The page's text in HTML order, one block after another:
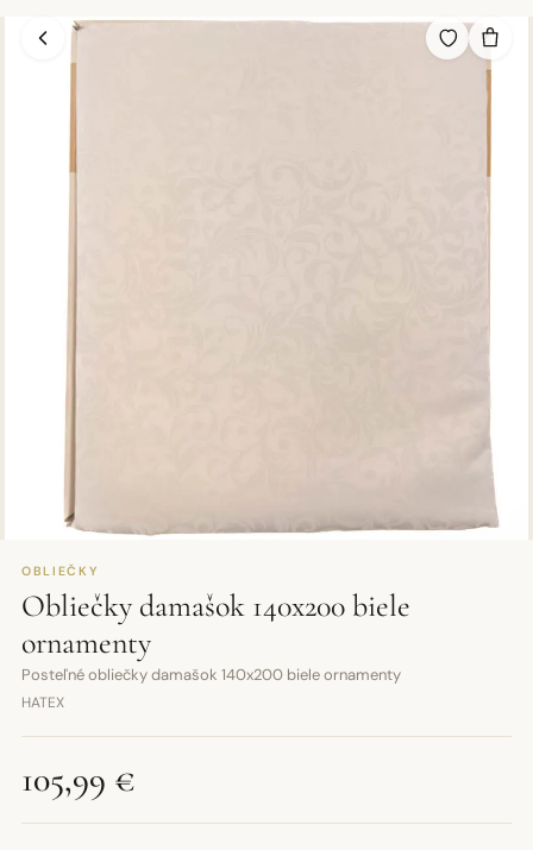
OBLIEČKY
Obliečky damašok 140x200 biele
ornamenty
Posteľné obliečky damašok 140x200 biele ornamenty
HATEX
105,99 €